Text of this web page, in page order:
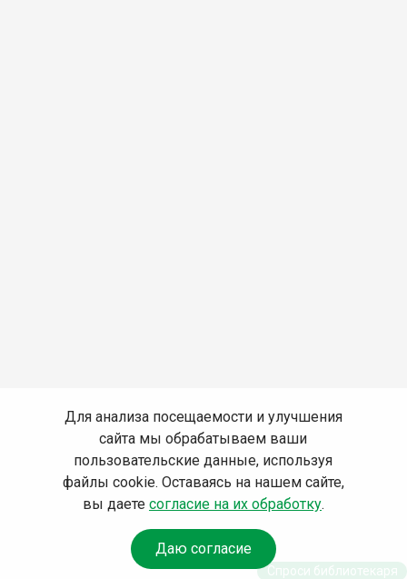
Для анализа посещаемости и улучшения
сайта мы обрабатываем ваши
пользовательские данные, используя
файлы cookie. Оставаясь на нашем сайте,
вы даете согласие на их обработку.
Даю согласие
Спроси библиотекаря